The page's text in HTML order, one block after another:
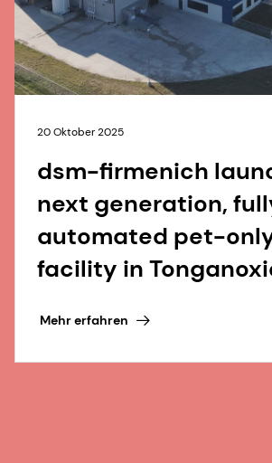
20 Oktober 2025
dsm-firmenich
next generation,
automated pet-
facility in
Mehr erfahren